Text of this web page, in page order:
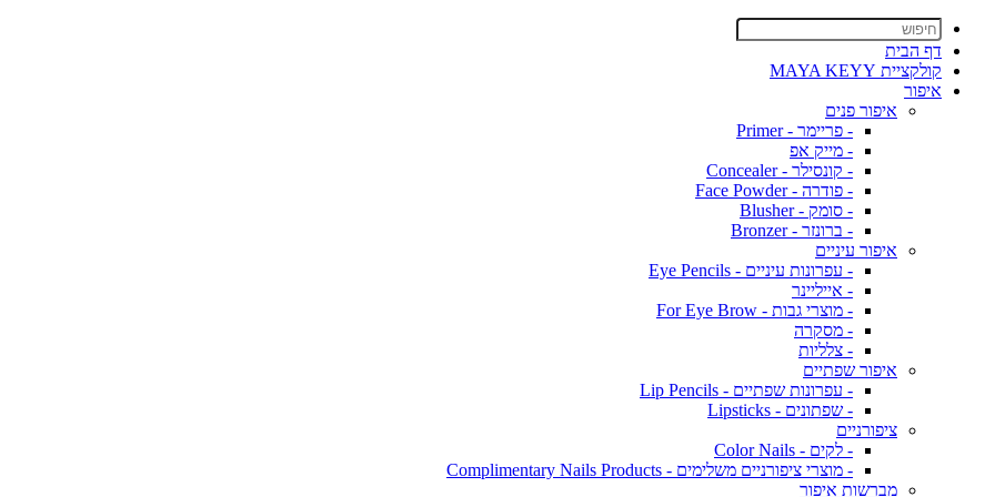
דף הבית
קולקציית MAYA KEYY
איפור
איפור פנים
- פריימר - Primer
- מייק אפ
- קונסילר - Concealer
- פודרה - Face Powder
- סומק - Blusher
- ברונזר - Bronzer
איפור עיניים
- עפרונות עיניים - Eye Pencils
- אייליינר
- מוצרי גבות - For Eye Brow
- מסקרה
- צלליות
איפור שפתיים
- עפרונות שפתיים - Lip Pencils
- שפתונים - Lipsticks
ציפורניים
- לקים - Color Nails
- מוצרי ציפורניים משלימים - Complimentary Nails Products
מברשות איפור